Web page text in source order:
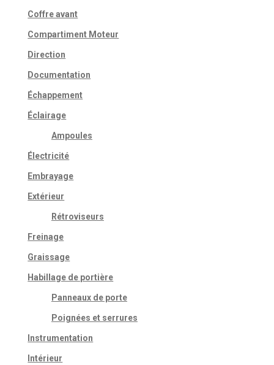
Coffre avant
Compartiment Moteur
Direction
Documentation
Échappement
Éclairage
Ampoules
Électricité
Embrayage
Extérieur
Rétroviseurs
Freinage
Graissage
Habillage de portière
Panneaux de porte
Poignées et serrures
Instrumentation
Intérieur